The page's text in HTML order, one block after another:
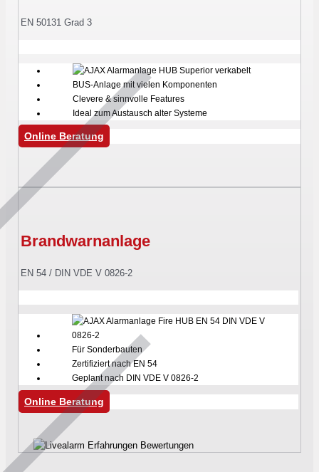
EN 50131 Grad 3
BUS-Anlage mit vielen Komponenten
Clevere & sinnvolle Features
Ideal zum Austausch alter Systeme
Online Beratung
Brandwarnanlage
EN 54 / DIN VDE V 0826-2
Für Sonderbauten
Zertifiziert nach EN 54
Geplant nach DIN VDE V 0826-2
Online Beratung